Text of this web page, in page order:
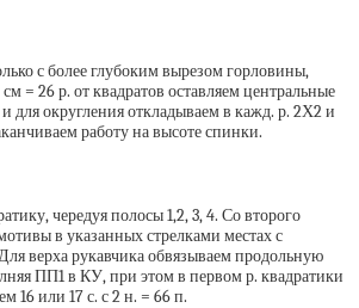
с более глубоким вырезом горловины,
= 26 р. от квадратов оставляем центральные
для округления откладываем в кажд. р. 2Х2 и
работу на высоте спинки.
чередуя полосы 1,2, 3, 4. Со второго
в указанных стрелками местах с
верха рукавчика обвязываем продольную
ПП1 в КУ, при этом в первом р. квадратики
16 или 17 с. с 2 н. = 66 п.